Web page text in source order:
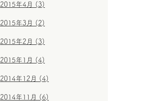
2015年4月 (3)
2015年3月 (2)
2015年2月 (3)
2015年1月 (4)
2014年12月 (4)
2014年11月 (6)